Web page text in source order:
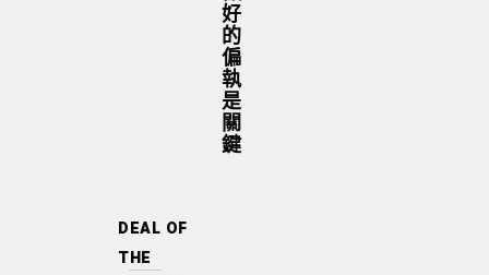
好
的
偏
執
是
關
鍵
DEAL OF
THE